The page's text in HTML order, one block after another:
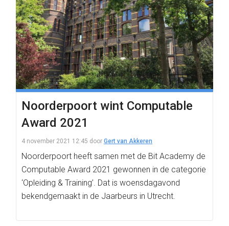
Noorderpoort wint Computable
Award 2021
4 november 2021 12:45 door Gert van Akkeren
Noorderpoort heeft samen met de Bit Academy de
Computable Award 2021 gewonnen in de categorie
‘Opleiding & Training’. Dat is woensdagavond
bekendgemaakt in de Jaarbeurs in Utrecht.